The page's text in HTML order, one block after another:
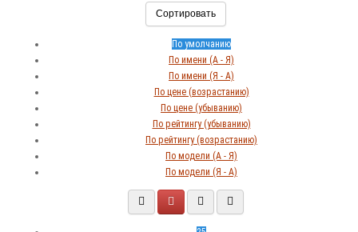
Сортировать
По умолчанию
По имени (A - Я)
По имени (Я - A)
По цене (возрастанию)
По цене (убыванию)
По рейтингу (убыванию)
По рейтингу (возрастанию)
По модели (A - Я)
По модели (Я - A)